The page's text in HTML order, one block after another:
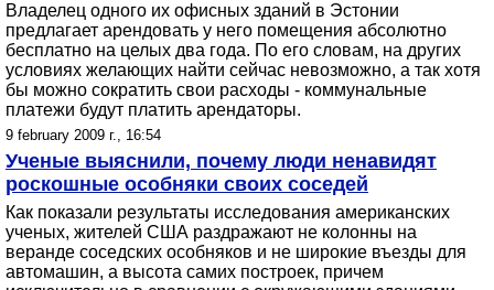
Владелец одного их офисных зданий в Эстонии
предлагает арендовать у него помещения абсолютно
бесплатно на целых два года. По его словам, на других
условиях желающих найти сейчас невозможно, а так хотя
бы можно сократить свои расходы - коммунальные
платежи будут платить арендаторы.
9 february 2009 г., 16:54
Ученые выяснили, почему люди ненавидят
роскошные особняки своих соседей
Как показали результаты исследования американских
ученых, жителей США раздражают не колонны на
веранде соседских особняков и не широкие въезды для
автомашин, а высота самих построек, причем